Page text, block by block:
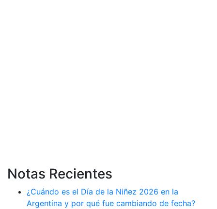
Notas Recientes
¿Cuándo es el Día de la Niñez 2026 en la
Argentina y por qué fue cambiando de fecha?